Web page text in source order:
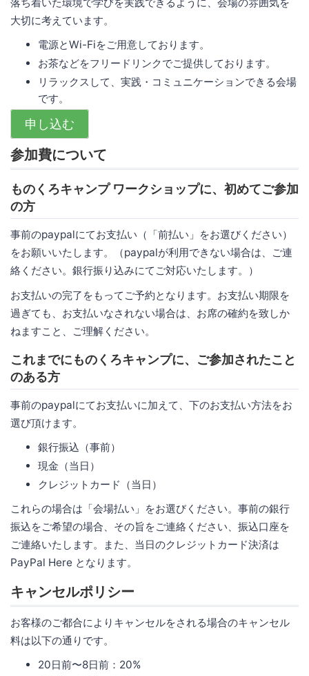
落ち着いた環境で学びを実践できるように、会場の雰囲気を
大切に考えています。
電源とWi-Fiをご用意しております。
お茶などをフリードリンクでご提供しております。
リラックスして、実践・コミュニケーションできる会場
です。
申し込む
参加費について
ものくろキャンプ ワークショップに、初めてご参加
の方
事前のpaypalにてお支払い（「前払い」をお選びください）
をお願いいたします。（paypalが利用できない場合は、ご連
絡ください。銀行振り込みにてご対応いたします。）
お支払いの完了をもってご予約となります。お支払い期限を
過ぎても、お支払いなされない場合は、お席の確約を致しか
ねますこと、ご理解ください。
これまでにものくろキャンプに、ご参加されたこと
のある方
事前のpaypalにてお支払いに加えて、下のお支払い方法をお
選び頂けます。
銀行振込（事前）
現金（当日）
クレジットカード（当日）
これらの場合は「会場払い」をお選びください。事前の銀行
振込をご希望の場合、その旨をご連絡ください、振込口座を
ご連絡いたします。また、当日のクレジットカード決済は
PayPal Here となります。
キャンセルポリシー
お客様のご都合によりキャンセルをされる場合のキャンセル
料は以下の通りです。
20日前〜8日前：20%